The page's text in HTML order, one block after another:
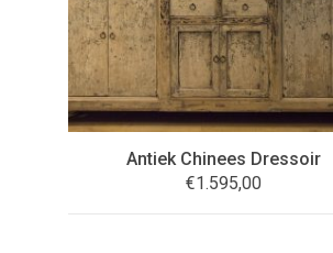
Antiek Chinees Dressoir
€1.595,00